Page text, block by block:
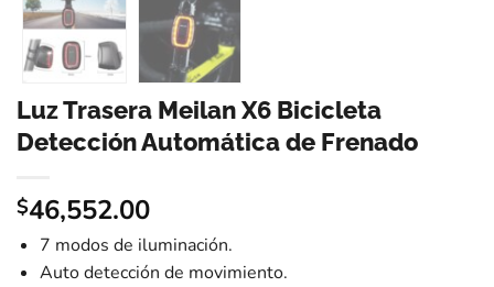
Luz Trasera Meilan X6 Bicicleta
Detección Automática de Frenado
$46,552.00
7 modos de iluminación.
Auto detección de movimiento.